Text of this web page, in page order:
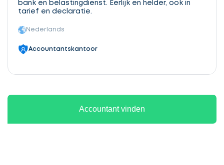
bank en belastingdienst. Eerlijk en helder, ook in
tarief en declaratie.
Nederlands
Accountantskantoor
Accountant vinden